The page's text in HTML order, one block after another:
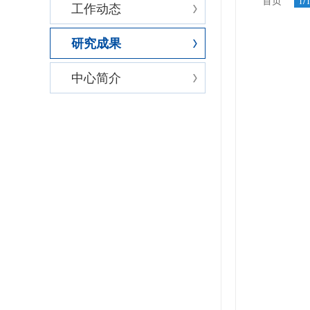
工作动态
研究成果
中心简介